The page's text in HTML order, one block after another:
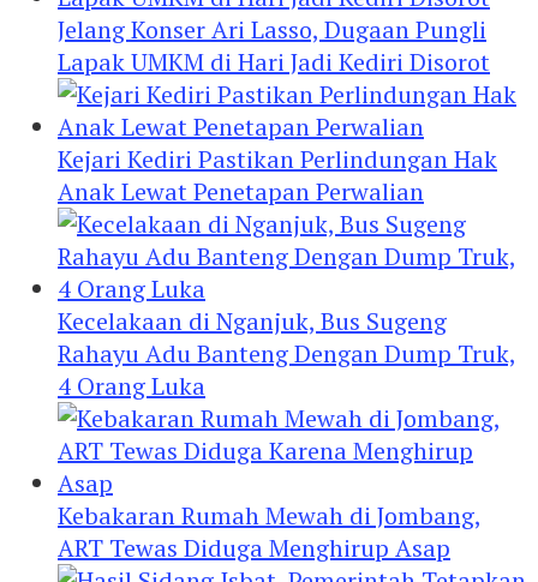
Jelang Konser Ari Lasso, Dugaan Pungli
Lapak UMKM di Hari Jadi Kediri Disorot
Kejari Kediri Pastikan Perlindungan Hak
Anak Lewat Penetapan Perwalian
Kecelakaan di Nganjuk, Bus Sugeng
Rahayu Adu Banteng Dengan Dump Truk,
4 Orang Luka
Kebakaran Rumah Mewah di Jombang,
ART Tewas Diduga Menghirup Asap